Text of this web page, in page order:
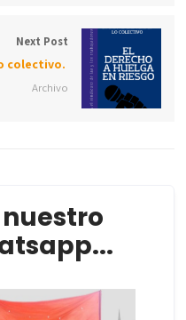
Next Post
colectivo.
Archivo